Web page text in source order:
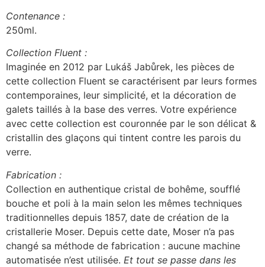
Contenance :
250ml.
Collection Fluent :
Imaginée en 2012 par Lukáš Jabůrek, les pièces de
cette collection Fluent se caractérisent par leurs formes
contemporaines, leur simplicité, et la décoration de
galets taillés à la base des verres. Votre expérience
avec cette collection est couronnée par le son délicat &
cristallin des glaçons qui tintent contre les parois du
verre.
Fabrication :
Collection en authentique cristal de bohême, soufflé
bouche et poli à la main selon les mêmes techniques
traditionnelles depuis 1857, date de création de la
cristallerie Moser. Depuis cette date, Moser n’a pas
changé sa méthode de fabrication : aucune machine
automatisée n’est utilisée. Et tout se passe dans les